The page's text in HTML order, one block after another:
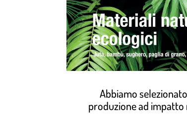
Abbiamo
produzione ad impatto